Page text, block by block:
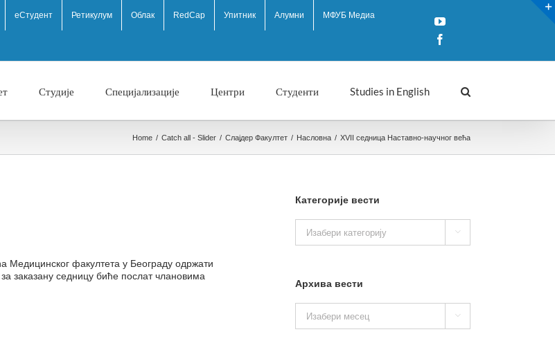
еСтудент Ретикулум Облак RedCap Упитник Алумни МФУБ Медиа
YouTube
Студије Специјализације Центри Студенти Studies in English
Home / Catch all - Slider / Слајдер Факултет / Насловна / XVII седница Наставно-научног већа
Медицинског факултета у Београду одржати
заказану седницу биће послат члановима
Категорије вести
вести

Архива вести
вести
